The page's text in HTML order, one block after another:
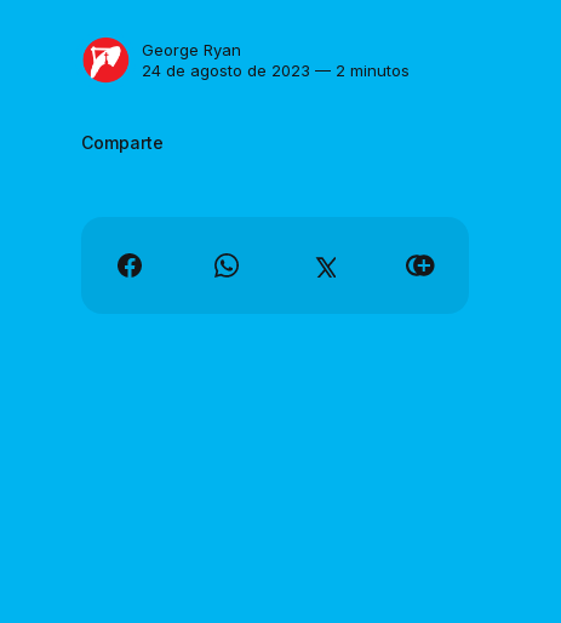
George Ryan
24 de agosto de 2023 — 2 minutos
Comparte